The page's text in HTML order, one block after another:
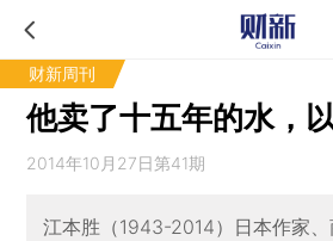
财新周刊
他卖了十五年的水，
2014年10月27日第41期
江本胜（1943-2014）日本作家、